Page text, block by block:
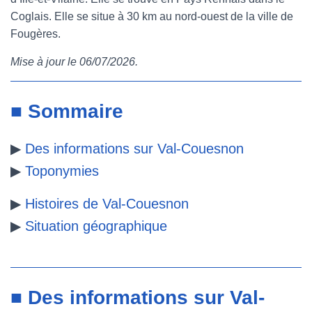
e t t b
Coglais. Elle se situe à 30 km au nord-ouest de la ville de
Fougères.
Mise à jour le 06/07/2026.
■ Sommaire
▶ Des informations sur Val-Couesnon
▶ Toponymies
▶ Histoires de Val-Couesnon
▶ Situation géographique
■ Des informations sur Val-